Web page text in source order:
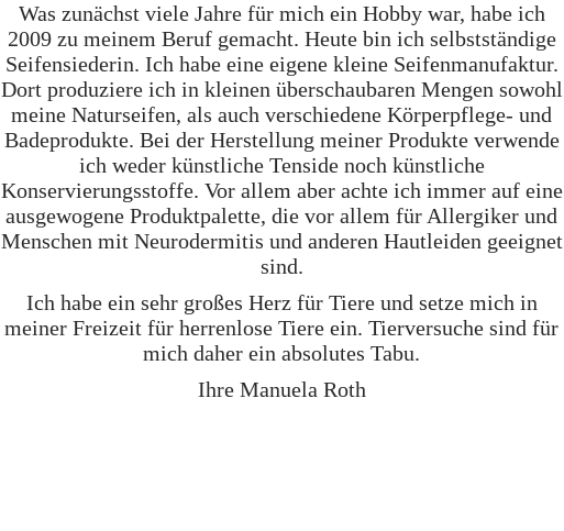
Was zunächst viele Jahre für mich ein Hobby war, habe ich
2009 zu meinem Beruf gemacht. Heute bin ich selbstständige
Seifensiederin. Ich habe eine eigene kleine Seifenmanufaktur.
Dort produziere ich in kleinen überschaubaren Mengen sowohl
meine Naturseifen, als auch verschiedene Körperpflege- und
Badeprodukte. Bei der Herstellung meiner Produkte verwende
ich weder künstliche Tenside noch künstliche
Konservierungsstoffe. Vor allem aber achte ich immer auf eine
ausgewogene Produktpalette, die vor allem für Allergiker und
Menschen mit Neurodermitis und anderen Hautleiden geeignet
sind.
Ich habe ein sehr großes Herz für Tiere und setze mich in
meiner Freizeit für herrenlose Tiere ein. Tierversuche sind für
mich daher ein absolutes Tabu.
Ihre Manuela Roth